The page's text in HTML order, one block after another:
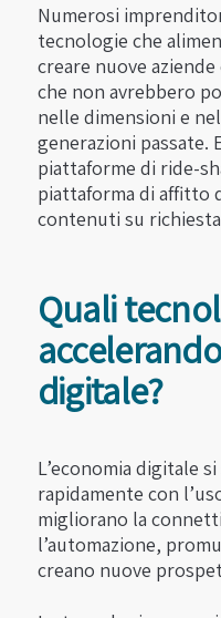
Numerosi
tecnologie che
creare nuove
che non avrebbero
nelle dimensioni e
generazioni passate.
piattaforme di ride-
piattaforma di affitto
contenuti su
Quali
digitale?
L’economia digitale
rapidamente con
migliorano la
l’automazione,
creano nuove